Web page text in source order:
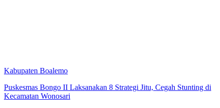
Kabupaten Boalemo
Puskesmas Bongo II Laksanakan 8 Strategi Jitu, Cegah Stunting di
Kecamatan Wonosari